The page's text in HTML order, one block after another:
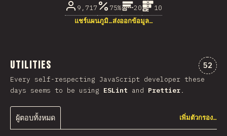
9,717 75% 20
10
แชร์แผนภูมิ…ส่งออกข้อมูล…
Utilities ความ
52
Every self-respecting JavaScript developer these
days seems to be using ESLint and Prettier.
ผู้ตอบทั้งหมด เพิ่มตัวกรอง…